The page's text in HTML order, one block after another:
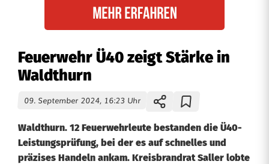
Feuerwehr Ü40 zeigt Stärke in
Waldthurn
09. September 2024, 16:23 Uhr
Waldthurn. 12 Feuerwehrleute bestanden die Ü40-
Leistungsprüfung, bei der es auf schnelles und
präzises Handeln ankam. Kreisbrandrat Saller lobte